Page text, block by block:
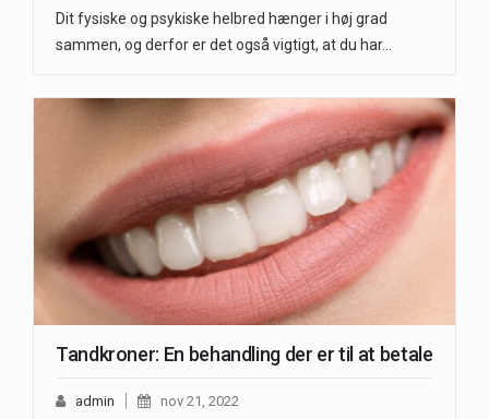
Dit fysiske og psykiske helbred hænger i høj grad
sammen, og derfor er det også vigtigt, at du har…
Tandkroner: En behandling der er til at betale
admin nov 21, 2022